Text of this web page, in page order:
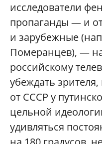
исследователи
пропаганды — и
и зарубежные
Померанцев), —
российскому
убеждать
от СССР у
цельной
удивляться